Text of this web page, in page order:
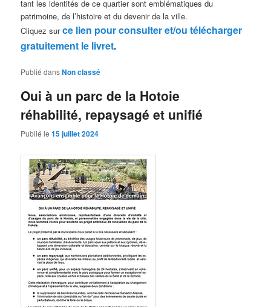
tant les identités de ce quartier sont emblématiques du
patrimoine, de l’histoire et du devenir de la ville.
Cliquez surce lien pour consulter et/ou télécharger
gratuitement le livret.
Publié dansNon classé
Oui à un parc de la Hotoie
réhabilité, repaysagé et unifié
Publié le15 juillet 2024